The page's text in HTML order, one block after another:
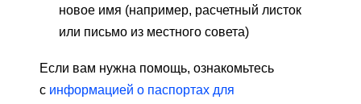
новое имя (например, расчетный листок
или письмо из местного совета)
Если вам нужна помощь, ознакомьтесь
с информацией о паспортах для